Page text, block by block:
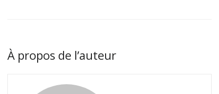
À propos de l’auteur